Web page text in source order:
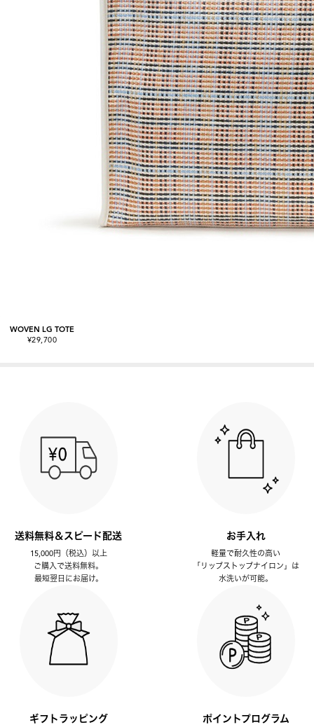
WOVEN LG TOTE
¥29,700
送料無料＆スピード配送
15,000円（税込）以上
ご購入で送料無料。
最短翌日にお届け。
お手入れ
軽量で耐久性の高い
「リップストップナイロン」は
水洗いが可能。
ギフトラッピング ポイントプログラム